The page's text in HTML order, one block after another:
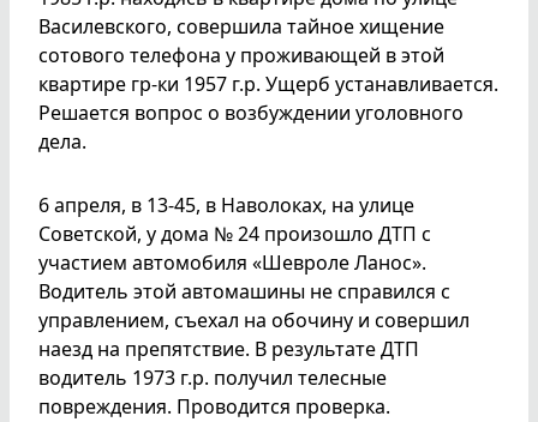
Василевского, совершила тайное хищение
сотового телефона у проживающей в этой
квартире гр-ки 1957 г.р. Ущерб устанавливается.
Решается вопрос о возбуждении уголовного
дела.
6 апреля, в 13-45, в Наволоках, на улице
Советской, у дома № 24 произошло ДТП с
участием автомобиля «Шевроле Ланос».
Водитель этой автомашины не справился с
управлением, съехал на обочину и совершил
наезд на препятствие. В результате ДТП
водитель 1973 г.р. получил телесные
повреждения. Проводится проверка.